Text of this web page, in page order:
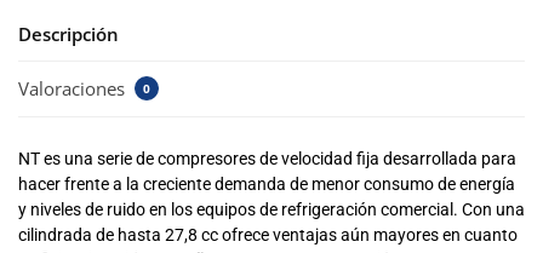
Descripción
Valoraciones 0
NT es una serie de compresores de velocidad fija desarrollada para
hacer frente a la creciente demanda de menor consumo de energía
y niveles de ruido en los equipos de refrigeración comercial. Con una
cilindrada de hasta 27,8 cc ofrece ventajas aún mayores en cuanto